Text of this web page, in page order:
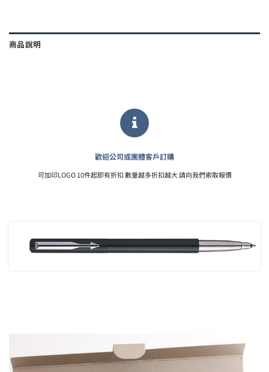
商品說明
歡迎公司或團體客戶訂購
可加印LOGO 10件起即有折扣 數量越多折扣越大 請向我們索取報價